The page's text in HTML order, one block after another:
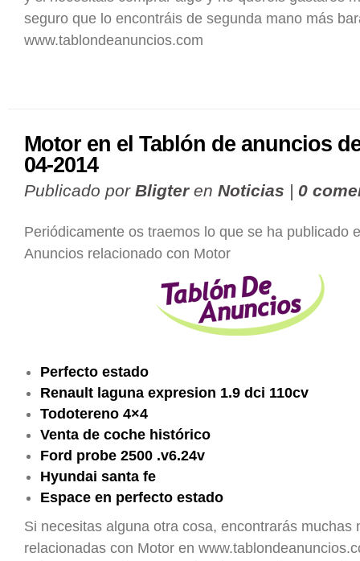
seguro que lo encontráis de segunda mano más
www.tablondeanuncios.com
Motor en el Tablón de anuncios
04-2014
Publicado por Bligteren Noticias | 0
Periódicamente os traemos lo que se ha publicado
Anuncios relacionado con Motor
Perfecto estado
Renault laguna expresion 1.9 dci 110cv
Todotereno 4×4
Venta de coche histórico
Ford probe 2500 .v6.24v
Hyundai santa fe
Espace en perfecto estado
Si necesitas alguna otra cosa, encontrarás muchas
relacionadas con Motor en